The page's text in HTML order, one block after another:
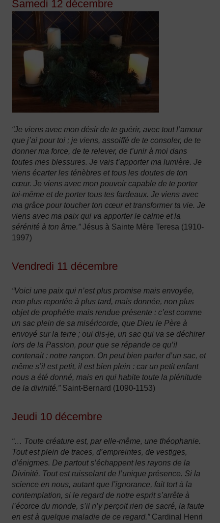
Samedi 12 décembre
“Je viens avec mon désir de te guérir, avec tout l’amour
que j’ai pour toi ; je viens, assoiffé de te consoler, de te
donner ma force, de te relever, de t’unir à moi dans
toutes mes blessures. Je vais t’apporter ma lumière. Je
viens écarter les ténèbres et tous les doutes de ton
cœur. Je viens avec mon pouvoir capable de te porter
toi-même et de porter tous tes fardeaux. Je viens avec
ma grâce pour toucher ton cœur et transformer ta vie. Je
viens avec ma paix qui va apporter le calme et la
sérénité à ton âme.”Jésus à Sainte Mère Teresa (1910-
1997)
Vendredi 11 décembre
“Voici une paix qui n’est plus promise mais envoyée,
non plus reportée à plus tard, mais donnée, non plus
objet de prophétie mais rendue présente : c’est comme
un sac plein de sa miséricorde, que Dieu le Père à
envoyé sur la terre ; oui dis-je, un sac qui va se déchirer
lors de la Passion, pour que se répande ce qu’il
contenait : notre rançon. On peut bien parler d’un sac, et
même s’il est petit, il est bien plein : car un petit enfant
nous a été donné, mais en qui habite toute la plénitude
de la divinité.”Saint-Bernard (1090-1153)
Jeudi 10 décembre
“… Toute créature est, par elle-même, une théophanie.
Tout est plein de traces, d’empreintes, de vestiges,
d’énigmes. De partout s’échappent les rayons de la
Divinité. Tout est ruisselant de l’unique présence. Si la
science en nous, autant que l’ignorance, fait tort à la
contemplation, si le regard de notre esprit s’arrête à
l’écorce du monde, s’il n’y perçoit rien de sacré, la faute
en est à quelque maladie de ce regard.”Cardinal Henri